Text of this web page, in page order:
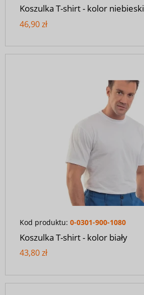
Koszulka T-shirt - kolor niebieski
46,90 zł
Kod produktu: 0-0301-900-1080
Koszulka T-shirt - kolor biały
43,80 zł